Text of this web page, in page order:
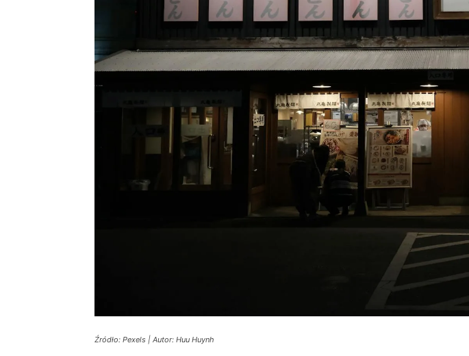
Źródło: Pexels | Autor: Huu Huynh